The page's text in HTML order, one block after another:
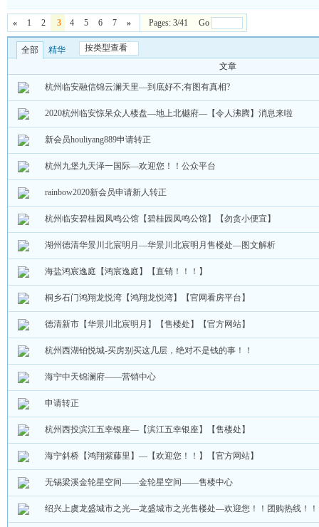
« 1 2 3 4 5 6 7 » Pages: 3/41 Go
全部 精华
按类型查看
文章
杭州临安融信锦云澜天里—到底好不;有图有真相?
2020杭州临安惊呆众人楼盘—地上北樾府—【令人沸腾】消息来啦
新会员houliyang889申请转正
杭州九堡九天泽一国际—欢迎您！！公众平台
rainbow2020新会员申请新人转正
杭州临安碧桂园凤鸣公馆【碧桂园凤鸣公馆】【勿贪小便宜】
湖州德清华景川北宸明月—华景川北宸明月售楼处—图文解析
海盐鸿宸逸庭【鸿宸逸庭】【直销！！！】
桐乡石门鸿翔龙悦湾【鸿翔龙悦湾】【官网看房平台】
德清新市【华景川北宸明月】【售楼处】【官方网站】
杭州西湖铂悦城-买房别买这几层，绝对不是钱的事！！
海宁中天锦澜府——营销中心
申请转正
杭州西投滨江五幸银座—【滨江五幸银座】【售楼处】
海宁斜桥【鸿翔紫藤里】—【欢迎您！！】【官方网站】
无锡梁溪金轮星空间——金轮星空间——售楼中心
绍兴上虞龙盛城市之光—龙盛城市之光售楼处—欢迎您！！团购热线！！